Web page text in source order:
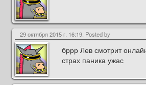
29 октября 2015 г. 16:19. Posted by
бррр Лев смотрит
страх паника ужас